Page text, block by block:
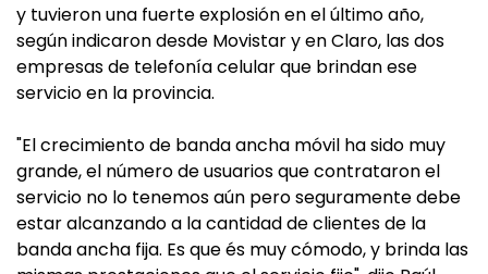
y tuvieron una fuerte explosión en el último año,
según indicaron desde Movistar y en Claro, las dos
empresas de telefonía celular que brindan ese
servicio en la provincia.
"El crecimiento de banda ancha móvil ha sido muy
grande, el número de usuarios que contrataron el
servicio no lo tenemos aún pero seguramente debe
estar alcanzando a la cantidad de clientes de la
banda ancha fija. Es que és muy cómodo, y brinda las